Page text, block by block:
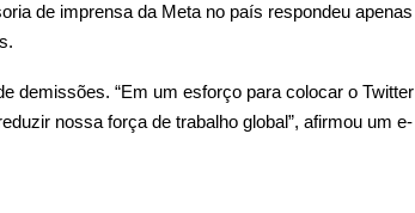
de imprensa da Meta no país respondeu apenas
demissões. “Em um esforço para colocar o Twitter
nossa força de trabalho global”, afirmou um e-